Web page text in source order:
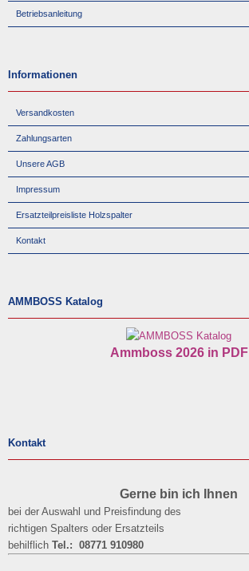
Betriebsanleitung
Informationen
Versandkosten
Zahlungsarten
Unsere AGB
Impressum
Ersatzteilpreisliste Holzspalter
Kontakt
AMMBOSS Katalog
Ammboss 2026 in PDF
Kontakt
Gerne bin ich Ihnen
bei der Auswahl und Preisfindung des
richtigen Spalters oder Ersatzteils
behilflich Tel.: 08771 910980